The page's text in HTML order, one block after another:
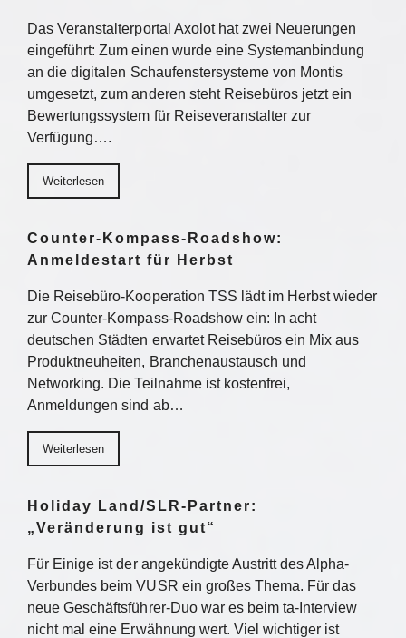
Das Veranstalterportal Axolot hat zwei Neuerungen
eingeführt: Zum einen wurde eine Systemanbindung
an die digitalen Schaufenstersysteme von Montis
umgesetzt, zum anderen steht Reisebüros jetzt ein
Bewertungssystem für Reiseveranstalter zur
Verfügung….
Weiterlesen
Counter-Kompass-Roadshow:
Anmeldestart für Herbst
Die Reisebüro-Kooperation TSS lädt im Herbst wieder
zur Counter-Kompass-Roadshow ein: In acht
deutschen Städten erwartet Reisebüros ein Mix aus
Produktneuheiten, Branchenaustausch und
Networking. Die Teilnahme ist kostenfrei,
Anmeldungen sind ab…
Weiterlesen
Holiday Land/SLR-Partner:
„Veränderung ist gut“
Für Einige ist der angekündigte Austritt des Alpha-
Verbundes beim VUSR ein großes Thema. Für das
neue Geschäftsführer-Duo war es beim ta-Interview
nicht mal eine Erwähnung wert. Viel wichtiger ist